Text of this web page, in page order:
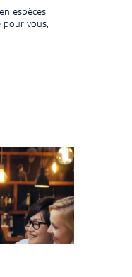
espèces
vous,